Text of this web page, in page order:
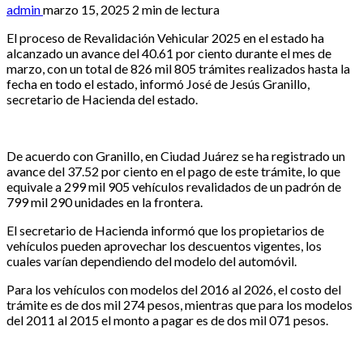
adminmarzo 15, 2025 2 min de lectura
El proceso de Revalidación Vehicular 2025 en el estado ha
alcanzado un avance del 40.61 por ciento durante el mes de
marzo, con un total de 826 mil 805 trámites realizados hasta la
fecha en todo el estado, informó José de Jesús Granillo,
secretario de Hacienda del estado.
De acuerdo con Granillo, en Ciudad Juárez se ha registrado un
avance del 37.52 por ciento en el pago de este trámite, lo que
equivale a 299 mil 905 vehículos revalidados de un padrón de
799 mil 290 unidades en la frontera.
El secretario de Hacienda informó que los propietarios de
vehículos pueden aprovechar los descuentos vigentes, los
cuales varían dependiendo del modelo del automóvil.
Para los vehículos con modelos del 2016 al 2026, el costo del
trámite es de dos mil 274 pesos, mientras que para los modelos
del 2011 al 2015 el monto a pagar es de dos mil 071 pesos.